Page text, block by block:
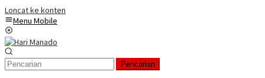
Loncat ke konten
Menu Mobile
Pencarian